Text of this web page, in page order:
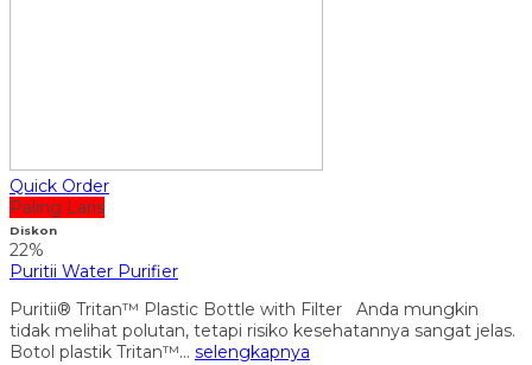
Quick Order
Paling Laris
Diskon
22%
Puritii Water Purifier
Puritii® Tritan™ Plastic Bottle with Filter Anda mungkin
tidak melihat polutan, tetapi risiko kesehatannya sangat jelas.
Botol plastik Tritan™… selengkapnya